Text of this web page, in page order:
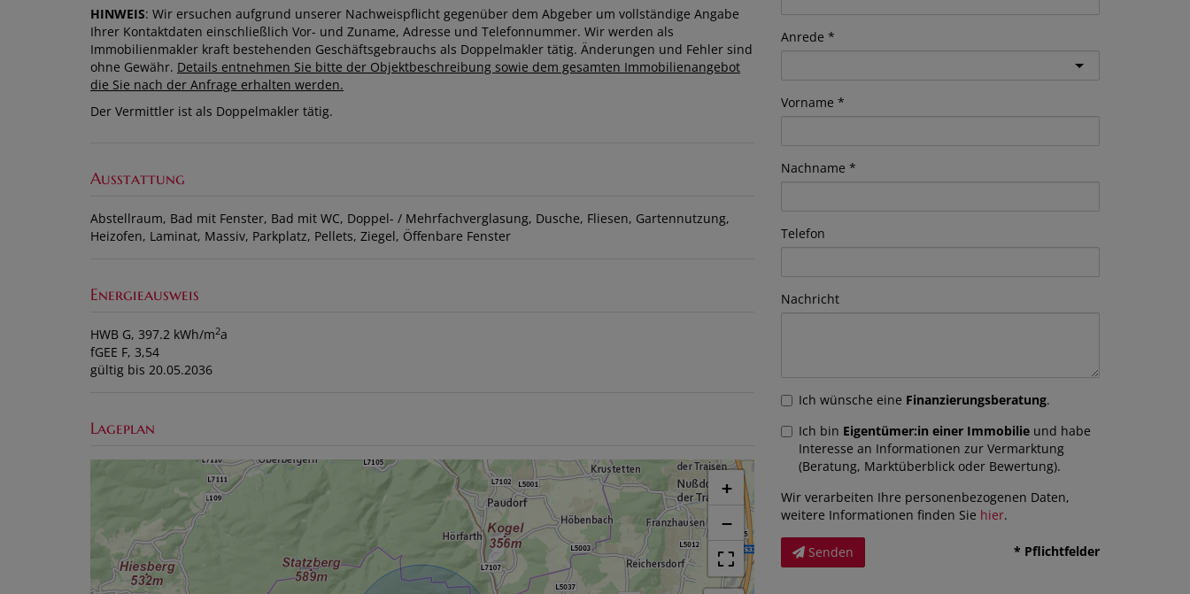
HINWEIS: Wir ersuchen aufgrund unserer Nachweispflicht gegenüber dem Abgeber um vollständige Angabe
Ihrer Kontaktdaten einschließlich Vor- und Zuname, Adresse und Telefonnummer. Wir werden als
Immobilienmakler kraft bestehenden Geschäftsgebrauchs als Doppelmakler tätig. Änderungen und Fehler sind
ohne Gewähr. Details entnehmen Sie bitte der Objektbeschreibung sowie dem gesamten Immobilienangebot
die Sie nach der Anfrage erhalten werden.
Der Vermittler ist als Doppelmakler tätig.
Ausstattung
Abstellraum Bad mit Fenster Bad mit WC Doppel- / Mehrfachverglasung Dusche Fliesen Gartennutzung
Heizofen Laminat Massiv Parkplatz Pellets Ziegel Öffenbare Fenster
Energieausweis
HWB G, 397.2 kWh/m2a
fGEE F, 3,54
gültig bis 20.05.2036
Lageplan
+
−
Anrede
Vorname
Nachname
Telefon
Nachricht
Ich wünsche eine Finanzierungsberatung.
Ich bin Eigentümer:in einer Immobilie und habe
Interesse an Informationen zur Vermarktung
(Beratung, Marktüberblick oder Bewertung).
Wir verarbeiten Ihre personenbezogenen Daten,
weitere Informationen finden Sie hier.
Senden * Pflichtfelder